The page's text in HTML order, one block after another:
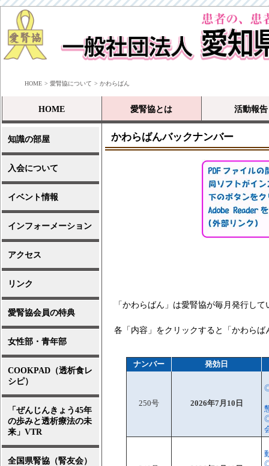
HOME 愛腎協について かわらばん
HOME 愛腎協とは
会長の挨拶
愛腎協の沿革
主な活動内容
組織図
愛腎協社旗・会員証
愛腎協定款
愛腎協加盟透析施設
活動報告
2026年活動報告
2025年活動報告
2024年活動報告
2023年活動報告
2022年活動報告
2021年活動報告
2020年活動報告
2019年活動報告
2018年活動報告
2017年活動報告
2016年活動報告
2015年活動報告
2014年活動報告
2013年活動報告
2012年活動報告
知識の部屋
Kt/V（標準化透析量）
GFR値の計算
食品成分表
入会について
イベント情報
インフォーメーション
アクセス
リンク
愛腎協会員の特典
女性部・青年部
COOKPAD（透析食レ
シピ）
「ぜんじんきょう45年
の歩みと透析療法の未
来」VTR
全国県腎協（腎友会）
かわらばんバックナンバー
「かわらばん」は愛腎協が毎月発行し
各「内容」をクリックすると「かわら
ナンバー 発効日
250号 2026年7月10日